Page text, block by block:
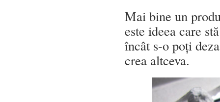
Mai bine un
este ideea care
încât s-o poți
crea altceva.